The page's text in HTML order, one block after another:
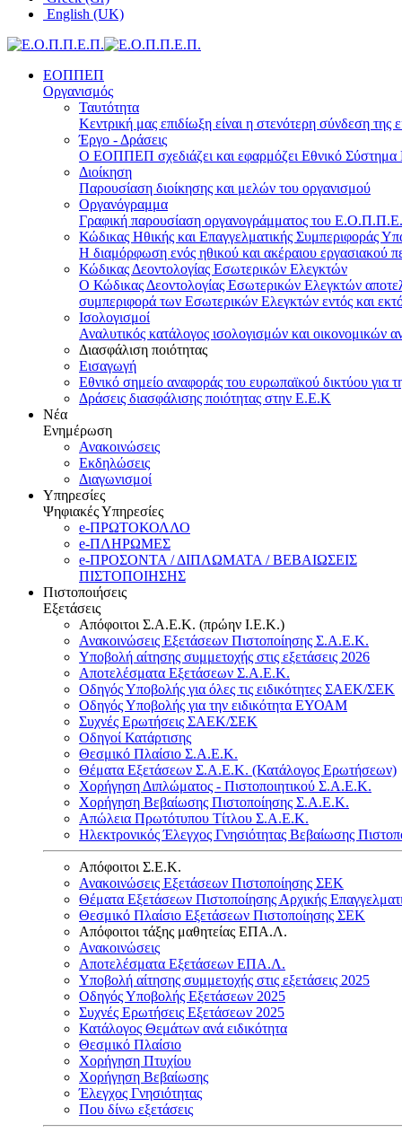
English (UK)
ΕΟΠΠΕΠ
Οργανισμός
Ταυτότητα
Κεντρική μας επιδίωξη είναι η στενότερη σύνδεση της
Έργο - Δράσεις
Ο ΕΟΠΠΕΠ σχεδιάζει και εφαρμόζει Eθνικό Σύστημα
Διοίκηση
Παρουσίαση διοίκησης και μελών του οργανισμού
Οργανόγραμμα
Γραφική παρουσίαση οργανογράμματος του
Κώδικας Ηθικής και Επαγγελματικής Συμπεριφοράς
Η διαμόρφωση ενός ηθικού και ακέραιου εργασιακού
Κώδικας Δεοντολογίας Εσωτερικών Ελεγκτών
Ο Κώδικας Δεοντολογίας Εσωτερικών Ελεγκτών
συμπεριφορά των Εσωτερικών Ελεγκτών εντός και
Ισολογισμοί
Αναλυτικός κατάλογος ισολογισμών και οικονομικών
Διασφάλιση ποιότητας
Εισαγωγή
Εθνικό σημείο αναφοράς του ευρωπαϊκού δικτύου για
Δράσεις διασφάλισης ποιότητας στην Ε.Ε.Κ
Νέα
Ενημέρωση
Ανακοινώσεις
Εκδηλώσεις
Διαγωνισμοί
Υπηρεσίες
Ψηφιακές Υπηρεσίες
e-ΠΡΩΤΟΚΟΛΛΟ
e-ΠΛΗΡΩΜΕΣ
e-ΠΡΟΣΟΝΤΑ / ΔΙΠΛΩΜΑΤΑ / ΒΕΒΑΙΩΣΕΙΣ
ΠΙΣΤΟΠΟΙΗΣΗΣ
Πιστοποιήσεις
Εξετάσεις
Απόφοιτοι Σ.Α.Ε.Κ. (πρώην Ι.Ε.Κ.)
Ανακοινώσεις Εξετάσεων Πιστοποίησης Σ.Α.Ε.Κ.
Υποβολή αίτησης συμμετοχής στις εξετάσεις 2026
Αποτελέσματα Εξετάσεων Σ.Α.Ε.Κ.
Οδηγός Υποβολής για όλες τις ειδικότητες ΣΑΕΚ/ΣΕΚ
Οδηγός Υποβολής για την ειδικότητα ΕΥΟΑΜ
Συχνές Ερωτήσεις ΣΑΕΚ/ΣΕΚ
Οδηγοί Κατάρτισης
Θεσμικό Πλαίσιο Σ.Α.Ε.Κ.
Θέματα Εξετάσεων Σ.Α.Ε.Κ. (Κατάλογος Ερωτήσεων)
Χορήγηση Διπλώματος - Πιστοποιητικού Σ.Α.Ε.Κ.
Χορήγηση Βεβαίωσης Πιστοποίησης Σ.Α.Ε.Κ.
Απώλεια Πρωτότυπου Τίτλου Σ.Α.Ε.Κ.
Ηλεκτρονικός Έλεγχος Γνησιότητας Βεβαίωσης
Απόφοιτοι Σ.Ε.Κ.
Ανακοινώσεις Εξετάσεων Πιστοποίησης ΣΕΚ
Θέματα Εξετάσεων Πιστοποίησης Αρχικής
Θεσμικό Πλαίσιο Εξετάσεων Πιστοποίησης ΣΕΚ
Απόφοιτοι τάξης μαθητείας ΕΠΑ.Λ.
Ανακοινώσεις
Αποτελέσματα Εξετάσεων ΕΠΑ.Λ.
Υποβολή αίτησης συμμετοχής στις εξετάσεις 2025
Οδηγός Υποβολής Εξετάσεων 2025
Συχνές Ερωτήσεις Εξετάσεων 2025
Κατάλογος Θεμάτων ανά ειδικότητα
Θεσμικό Πλαίσιο
Χορήγηση Πτυχίου
Χορήγηση Βεβαίωσης
Έλεγχος Γνησιότητας
Που δίνω εξετάσεις